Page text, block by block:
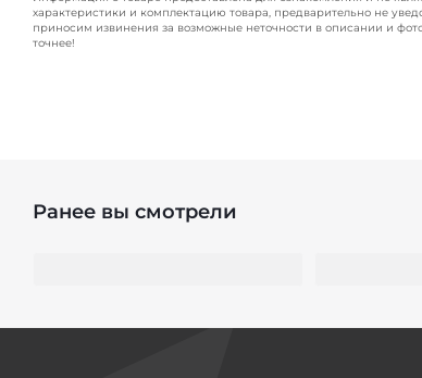
характеристики и комплектацию товара, предварительно не
приносим извинения за возможные неточности в описании и
точнее!
Ранее вы смотрели